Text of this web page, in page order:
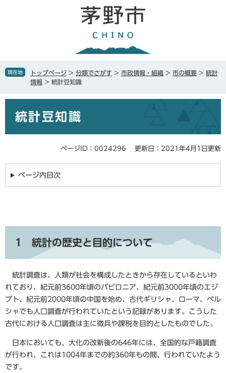
で
ば
本
現在地 トップページ > 分類でさがす > 市政情報・組織 > 市の概要 > 統計
情報 > 統計豆知識
統計豆知識
ページID：0024296 更新日：2021年4月1日更新
ページ内目次
1 統計の歴史と目的について
統計調査は、人類が社会を構成したときから存在しているといわ
れており、紀元前3600年頃のバビロニア、紀元前3000年頃のエジ
プト、紀元前2000年頃の中国を始め、古代ギリシャ、ローマ、ペル
シャでも人口調査が行われていたという記録があります。こうした
古代における人口調査は主に徴兵や課税を目的としたものでした。
日本においても、大化の改新後の646年には、全国的な戸籍調査
が行われ、これは1004年までの約360年もの間、行われていたよう
です。